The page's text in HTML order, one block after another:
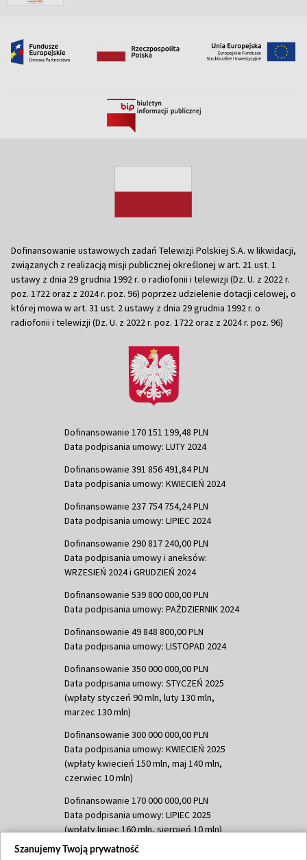
Dofinansowanie ustawowych zadań Telewizji Polskiej S.A. w likwidacji,
związanych z realizacją misji publicznej określonej w art. 21 ust. 1
ustawy z dnia 29 grudnia 1992 r. o radiofonii i telewizji (Dz. U. z 2022 r.
poz. 1722 oraz z 2024 r. poz. 96) poprzez udzielenie dotacji celowej, o
której mowa w art. 31 ust. 2 ustawy z dnia 29 grudnia 1992 r. o
radiofonii i telewizji (Dz. U. z 2022 r. poz. 1722 oraz z 2024 r. poz. 96)
Dofinansowanie 170 151 199,48 PLN
Data podpisania umowy: LUTY 2024
Dofinansowanie 391 856 491,84 PLN
Data podpisania umowy: KWIECIEŃ 2024
Dofinansowanie 237 754 754,24 PLN
Data podpisania umowy: LIPIEC 2024
Dofinansowanie 290 817 240,00 PLN
Data podpisania umowy i aneksów:
WRZESIEŃ 2024 i GRUDZIEŃ 2024
Dofinansowanie 539 800 000,00 PLN
Data podpisania umowy: PAŹDZIERNIK 2024
Dofinansowanie 49 848 800,00 PLN
Data podpisania umowy: LISTOPAD 2024
Dofinansowanie 350 000 000,00 PLN
Data podpisania umowy: STYCZEŃ 2025
(wpłaty styczeń 90 mln, luty 130 mln,
marzec 130 mln)
Dofinansowanie 300 000 000,00 PLN
Data podpisania umowy: KWIECIEŃ 2025
(wpłaty kwiecień 150 mln, maj 140 mln,
czerwiec 10 mln)
Dofinansowanie 170 000 000,00 PLN
Data podpisania umowy: LIPIEC 2025
(wpłaty lipiec 160 mln, sierpień 10 mln)
Dofinansowanie 60 000 000,00 PLN
Szanujemy Twoją prywatność